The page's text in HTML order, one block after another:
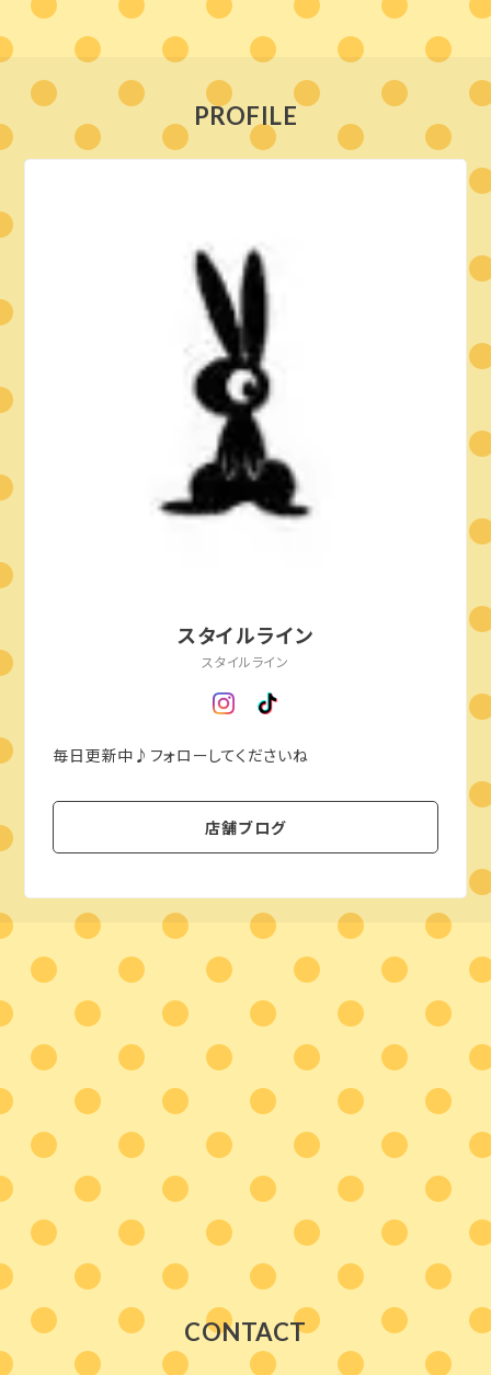
PROFILE
スタイルライン
スタイルライン
毎日更新中♪フォローしてくださいね
店舗ブログ
CONTACT